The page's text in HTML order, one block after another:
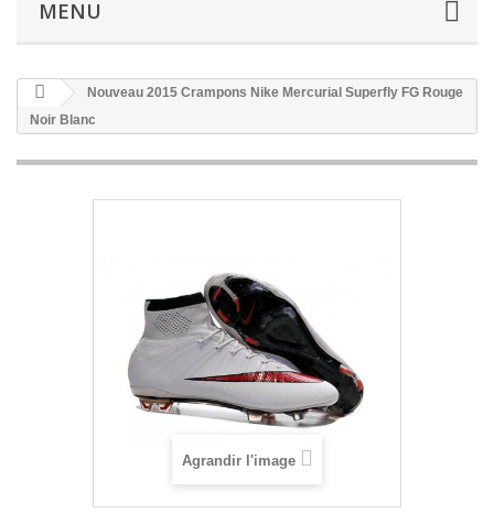
MENU
Nouveau 2015 Crampons Nike Mercurial Superfly FG Rouge
Noir Blanc
Agrandir l'image